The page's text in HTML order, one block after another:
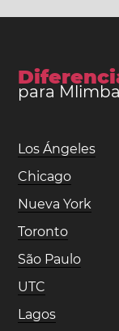
para
Los Ángeles
Chicago
Nueva York
Toronto
São Paulo
UTC
Lagos